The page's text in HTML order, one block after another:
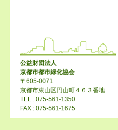
公益財団法人
京都市都市緑化協会
〒605-0071
京都市東山区円山町４６３番地
TEL : 075-561-1350
FAX : 075-561-1675